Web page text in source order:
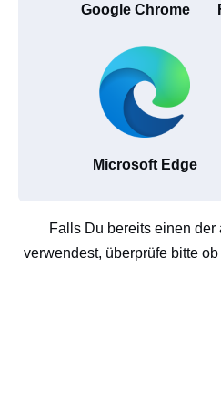
Google Chrome
Microsoft Edge
Falls Du bereits einen
verwendest, überprüfe bitte